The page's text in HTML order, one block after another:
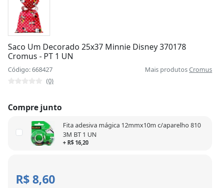
Saco Um Decorado 25x37 Minnie Disney 370178
Cromus - PT 1 UN
Código: 668427 Mais produtosCromus
(0)
Compre junto
Fita adesiva mágica 12mmx10m c/aparelho 810
3M BT 1 UN
+ R$ 16,20
R$ 8,60